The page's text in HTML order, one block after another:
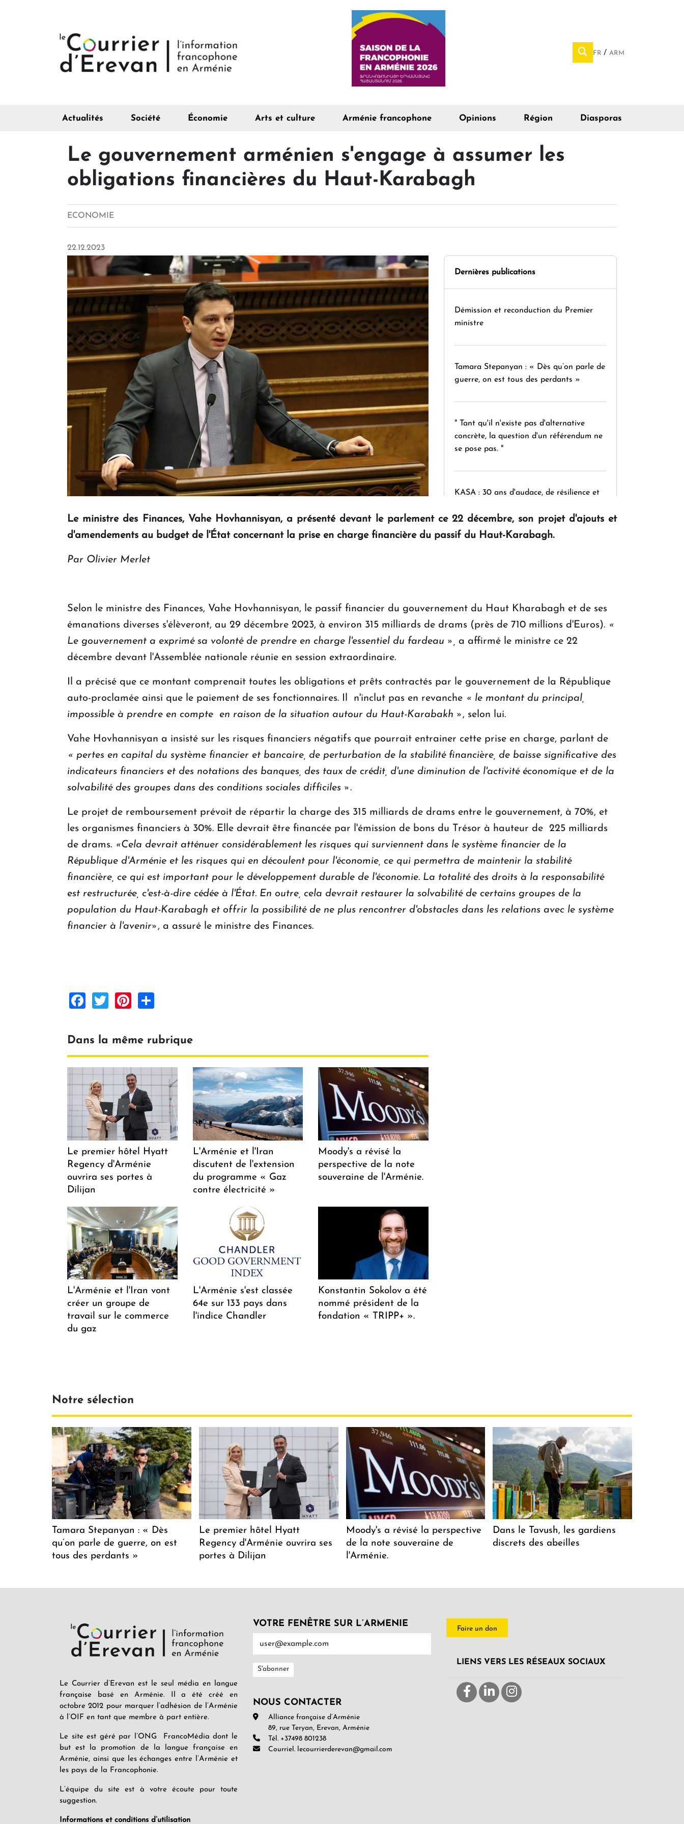
FR ARM
Actualités Société Économie Arts et culture Arménie francophone Opinions Région Diasporas
Le gouvernement arménien s'engage à assumer les
obligations financières du Haut-Karabagh
ECONOMIE
22.12.2023
Dernières publications
Démission et reconduction du Premier
ministre
Tamara Stepanyan : « Dès qu’on parle de
guerre, on est tous des perdants »
" Tant qu'il n'existe pas d'alternative
concrète, la question d'un référendum ne
se pose pas. "
KASA : 30 ans d'audace, de résilience et
Le ministre des Finances, Vahe Hovhannisyan, a présenté devant le parlement ce 22 décembre, son projet d'ajouts et
d'amendements au budget de l'État concernant la prise en charge financière du passif du Haut-Karabagh.
Par Olivier Merlet
Selon le ministre des Finances, Vahe Hovhannisyan, le passif financier du gouvernement du Haut Kharabagh et de ses
émanations diverses s'élèveront, au 29 décembre 2023, à environ 315 milliards de drams (près de 710 millions d'Euros). «
Le gouvernement a exprimé sa volonté de prendre en charge l'essentiel du fardeau », a affirmé le ministre ce 22
décembre devant l'Assemblée nationale réunie en session extraordinaire.
Il a précisé que ce montant comprenait toutes les obligations et prêts contractés par le gouvernement de la République
auto-proclamée ainsi que le paiement de ses fonctionnaires. Il n'inclut pas en revanche « le montant du principal,
impossible à prendre en compte en raison de la situation autour du Haut-Karabakh », selon lui.
Vahe Hovhannisyan a insisté sur les risques financiers négatifs que pourrait entrainer cette prise en charge, parlant de
« pertes en capital du système financier et bancaire, de perturbation de la stabilité financière, de baisse significative des
indicateurs financiers et des notations des banques, des taux de crédit, d'une diminution de l'activité économique et de la
solvabilité des groupes dans des conditions sociales difficiles ».
Le projet de remboursement prévoit de répartir la charge des 315 milliards de drams entre le gouvernement, à 70%, et
les organismes financiers à 30%. Elle devrait être financée par l'émission de bons du Trésor à hauteur de 225 milliards
de drams. «Cela devrait atténuer considérablement les risques qui surviennent dans le système financier de la
République d'Arménie et les risques qui en découlent pour l'économie, ce qui permettra de maintenir la stabilité
financière, ce qui est important pour le développement durable de l'économie. La totalité des droits à la responsabilité
est restructurée, c'est-à-dire cédée à l'État. En outre, cela devrait restaurer la solvabilité de certains groupes de la
population du Haut-Karabagh et offrir la possibilité de ne plus rencontrer d'obstacles dans les relations avec le système
financier à l'avenir», a assuré le ministre des Finances.
Facebook
TwitterPinterest
Dans la même rubrique
Le premier hôtel Hyatt
Regency d'Arménie
ouvrira ses portes à
Dilijan
L'Arménie et l'Iran
discutent de l'extension
du programme « Gaz
contre électricité »
Moody's a révisé la
perspective de la note
souveraine de l'Arménie.
L'Arménie et l'Iran vont
créer un groupe de
travail sur le commerce
du gaz
L'Arménie s'est classée
64e sur 133 pays dans
l'indice Chandler
Konstantin Sokolov a été
nommé président de la
fondation « TRIPP+ ».
Notre sélection
Tamara Stepanyan : « Dès
qu’on parle de guerre, on est
tous des perdants »
Le premier hôtel Hyatt
Regency d'Arménie ouvrira ses
portes à Dilijan
Moody's a révisé la perspective
de la note souveraine de
l'Arménie.
Dans le Tavush, les gardiens
discrets des abeilles
Le Courrier d’Erevan est le seul média en langue
française basé en Arménie. Il a été créé en
octobre 2012 pour marquer l’adhésion de l’Arménie
à l’OIF en tant que membre à part entière.
Le site est géré par l’ONG FrancoMédia dont le
but est la promotion de la langue française en
Arménie, ainsi que les échanges entre l’Arménie et
les pays de la Francophonie.
L’équipe du site est à votre écoute pour toute
suggestion.
Informations et conditions d’utilisation
VOTRE FENÊTRE SUR L’ARMENIE
NOUS CONTACTER
Alliance française d’Arménie
89, rue Teryan, Erevan, Arménie
Tél. +37498 801238
Courriel. lecourrierderevan@gmail.com
Faire un don
LIENS VERS LES RÉSEAUX SOCIAUX